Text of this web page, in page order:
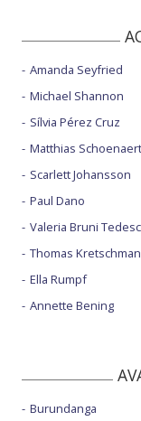
Amanda Seyfried
Michael Shannon
Sílvia Pérez Cruz
Matthias
Scarlett Johansson
Paul Dano
Valeria Bruni
Thomas
Ella Rumpf
Annette Bening
Burundanga